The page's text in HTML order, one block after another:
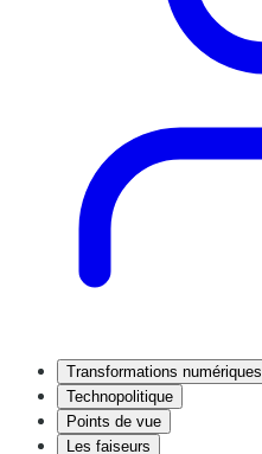
Transformations numériques
Technopolitique
Points de vue
Les faiseurs